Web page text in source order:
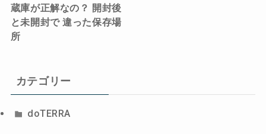
蔵庫が正解なの？ 開封後
と未開封で 違った保存場
所
カテゴリー
doTERRA